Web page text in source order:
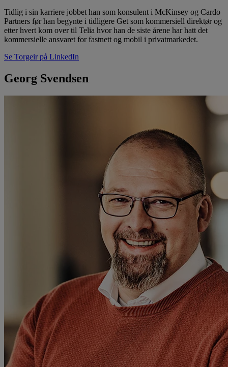
Tidlig i sin karriere jobbet han som konsulent i McKinsey og Cardo
Partners før han begynte i tidligere Get som kommersiell direktør og
etter hvert kom over til Telia hvor han de siste årene har hatt det
kommersielle ansvaret for fastnett og mobil i privatmarkedet.
Se Torgeir på LinkedIn
Georg Svendsen